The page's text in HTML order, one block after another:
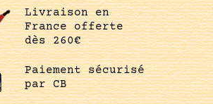
Livraison en
France offerte
dès 260€
Paiement sécurisé
par CB